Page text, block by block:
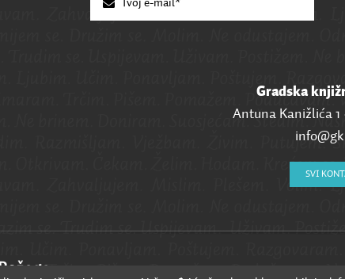
Gradska
Antuna Kanižlića 1
SVI